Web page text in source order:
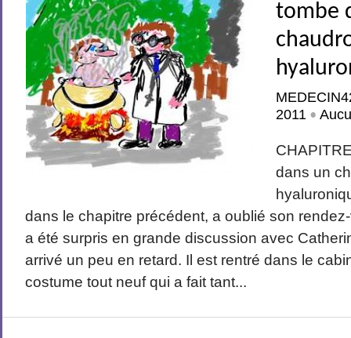
tombe
2011 •
dans un
dans le chapitre précédent, a oublié son
a été surpris en grande discussion avec
arrivé un peu en retard. Il est rentré dans le
costume tout neuf qui a fait tant...